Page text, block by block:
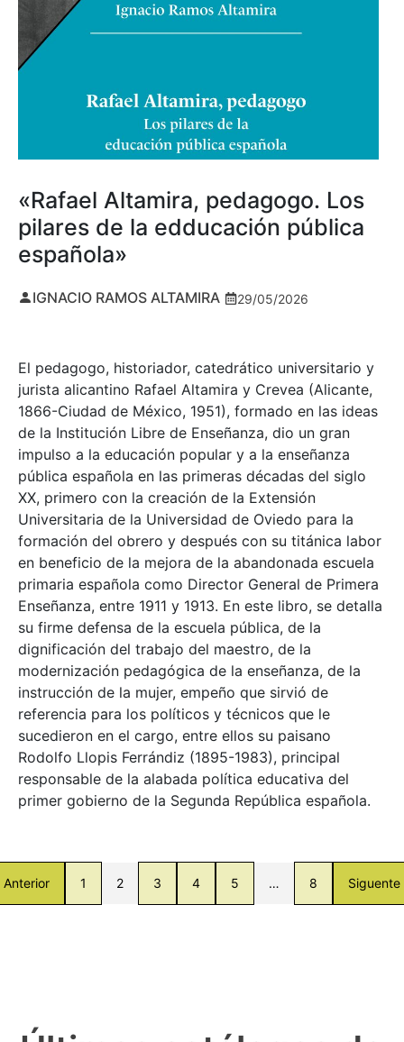
«Rafael Altamira, pedagogo. Los
pilares de la edducación pública
española»
IGNACIO RAMOS ALTAMIRA 29/05/2026
El pedagogo, historiador, catedrático universitario y
jurista alicantino Rafael Altamira y Crevea (Alicante,
1866-Ciudad de México, 1951), formado en las ideas
de la Institución Libre de Enseñanza, dio un gran
impulso a la educación popular y a la enseñanza
pública española en las primeras décadas del siglo
XX, primero con la creación de la Extensión
Universitaria de la Universidad de Oviedo para la
formación del obrero y después con su titánica labor
en beneficio de la mejora de la abandonada escuela
primaria española como Director General de Primera
Enseñanza, entre 1911 y 1913. En este libro, se detalla
su firme defensa de la escuela pública, de la
dignificación del trabajo del maestro, de la
modernización pedagógica de la enseñanza, de la
instrucción de la mujer, empeño que sirvió de
referencia para los políticos y técnicos que le
sucedieron en el cargo, entre ellos su paisano
Rodolfo Llopis Ferrándiz (1895-1983), principal
responsable de la alabada política educativa del
primer gobierno de la Segunda República española.
Anterior 1 2 3 4 5 … 8 Siguente